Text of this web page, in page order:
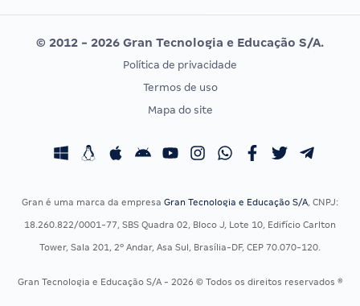
Editais publicados
Vunesp
CONCURSOS POR PROFISSÃO
Concursos Fiscais
Residência Multiprofissional
EXAME DE ORDEM
Calendário OAB
© 2012 - 2026 Gran Tecnologia e Educação S/A.
Política de privacidade
Termos de uso
Mapa do site
Gran é uma marca da empresa Gran Tecnologia e Educação S/A, CNPJ:
18.260.822/0001-77, SBS Quadra 02, Bloco J, Lote 10, Edifício Carlton
Tower, Sala 201, 2º Andar, Asa Sul, Brasília-DF, CEP 70.070-120.
Gran Tecnologia e Educação S/A - 2026 © Todos os direitos reservados ®